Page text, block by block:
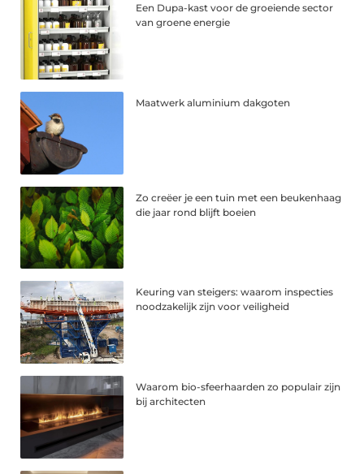
Een Dupa-kast voor de groeiende sector
van groene energie
Maatwerk aluminium dakgoten
Zo creëer je een tuin met een beukenhaag
die jaar rond blijft boeien
Keuring van steigers: waarom inspecties
noodzakelijk zijn voor veiligheid
Waarom bio-sfeerhaarden zo populair zijn
bij architecten